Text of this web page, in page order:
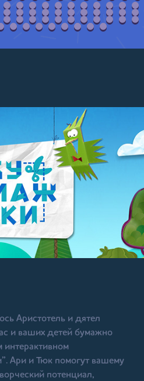
Аристотель и дятел
и ваших детей бумажно
интерактивном
Ари и Тюк помогут вашему
потенциал,